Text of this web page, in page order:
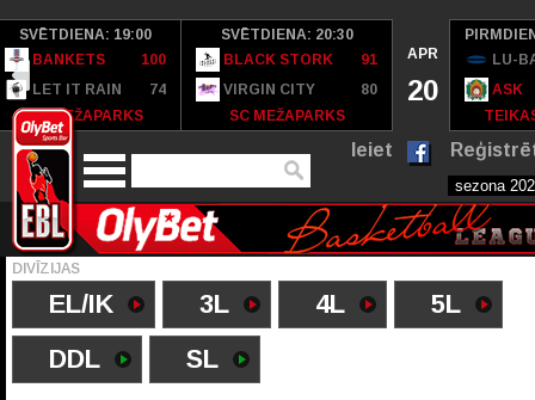
SVĒTDIENA: 19:00
BANKETS
100
LET IT RAIN
74
SC MEŽAPARKS
SVĒTDIENA: 20:30
BLACK STORK
91
VIRGIN CITY
80
SC MEŽAPARKS
APR
20
LU-
ASK
Ieiet
DIVĪZIJAS
EL/IK 3L 4L
5L
DDL
SL